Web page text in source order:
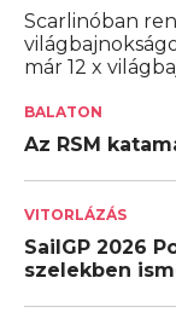
Scarlinóban
már 12 x
BALATON
Az RSM
VITORLÁZÁS
SailGP 2026
szelekben